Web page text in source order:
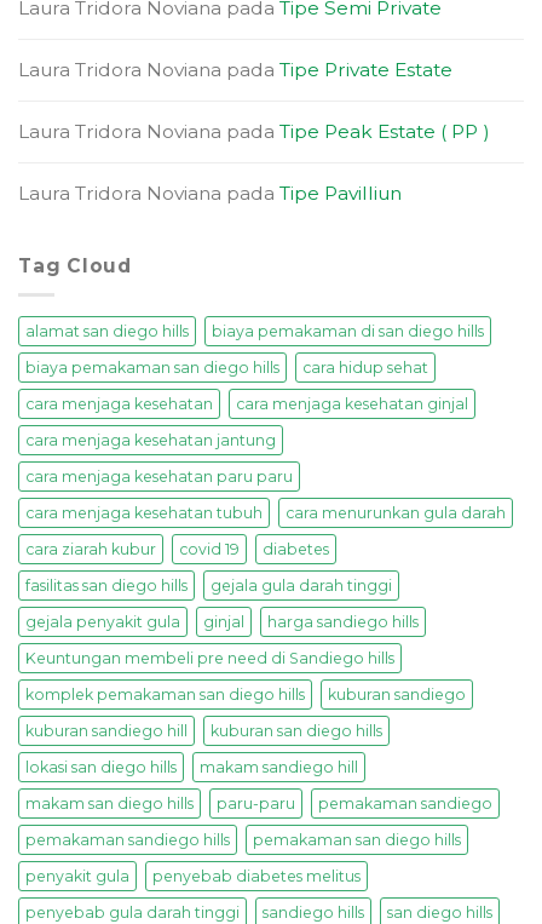
Laura Tridora Noviana pada Tipe Semi Private
Laura Tridora Noviana pada Tipe Private Estate
Laura Tridora Noviana pada Tipe Peak Estate ( PP )
Laura Tridora Noviana pada Tipe Pavilliun
Tag Cloud
alamat san diego hills
biaya pemakaman di san diego hills
biaya pemakaman san diego hills
cara hidup sehat
cara menjaga kesehatan
cara menjaga kesehatan ginjal
cara menjaga kesehatan jantung
cara menjaga kesehatan paru paru
cara menjaga kesehatan tubuh
cara menurunkan gula darah
cara ziarah kubur
covid 19
diabetes
fasilitas san diego hills
gejala gula darah tinggi
gejala penyakit gula
ginjal
harga sandiego hills
Keuntungan membeli pre need di Sandiego hills
komplek pemakaman san diego hills
kuburan sandiego
kuburan sandiego hill
kuburan san diego hills
lokasi san diego hills
makam sandiego hill
makam san diego hills
paru-paru
pemakaman sandiego
pemakaman sandiego hills
pemakaman san diego hills
penyakit gula
penyebab diabetes melitus
penyebab gula darah tinggi
sandiego hills
san diego hills